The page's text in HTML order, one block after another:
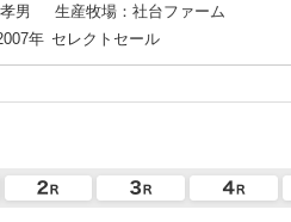
男
生産牧場：社台ファーム
年 セレクトセール